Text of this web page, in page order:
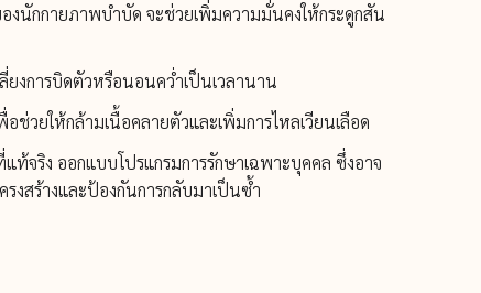
งนักกายภาพบำบัด จะช่วยเพิ่มความมั่นคงให้กระดูกสัน
งการบิดตัวหรือนอนคว่ำเป็นเวลานาน
วยให้กล้ามเนื้อคลายตัวและเพิ่มการไหลเวียนเลือด
จริง ออกแบบโปรแกรมการรักษาเฉพาะบุคคล ซึ่งอาจ
งสร้างและป้องกันการกลับมาเป็นซ้ำ